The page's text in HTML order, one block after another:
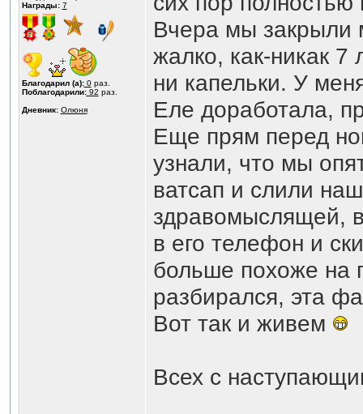
Награды: 7
Благодарил (а):0раз.
Поблагодарили:92 раз.
Дневник: Олюня
Вчера мы закрыли
жалко, как-никак 7
ни капельки. У
Еле доработала,
Еще прям перед
узнали, что мы
ватсап и слили
здравомыслящей,
в его телефон и
больше похоже на
разбирался, эта
Вот так и живем
Всех с